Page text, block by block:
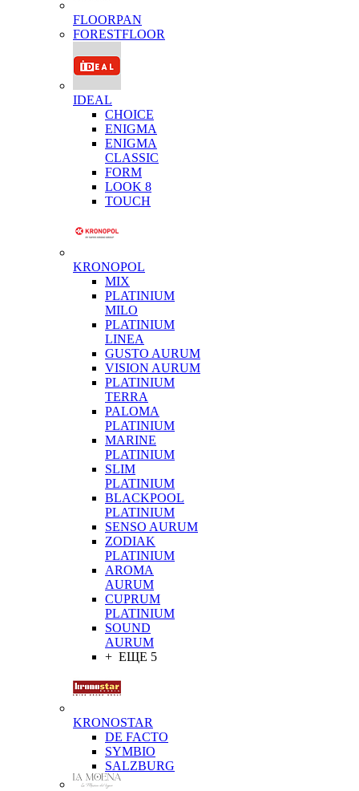
FLOORPAN
FORESTFLOOR
IDEAL
CHOICE
ENIGMA
ENIGMA
CLASSIC
FORM
LOOK 8
TOUCH
KRONOPOL
MIX
PLATINIUM
MILO
PLATINIUM
LINEA
GUSTO AURUM
VISION AURUM
PLATINIUM
TERRA
PALOMA
PLATINIUM
MARINE
PLATINIUM
SLIM
PLATINIUM
BLACKPOOL
PLATINIUM
SENSO AURUM
ZODIAK
PLATINIUM
AROMA
AURUM
CUPRUM
PLATINIUM
SOUND
AURUM
+ ЕЩЕ 5
KRONOSTAR
DE FACTO
SYMBIO
SALZBURG